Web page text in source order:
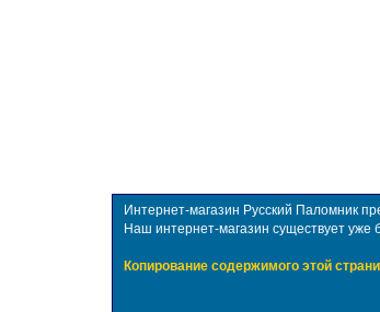
Интернет-магазин Русский Паломник
Наш интернет-магазин существует уже
Копирование содержимого этой